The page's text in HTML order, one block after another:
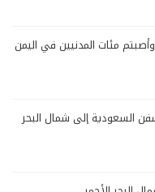
مئات المدنيين في اليمن
السعودية إلى شمال البحر